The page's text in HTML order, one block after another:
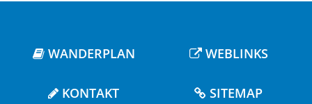
WANDERPLAN WEBLINKS
KONTAKT SITEMAP